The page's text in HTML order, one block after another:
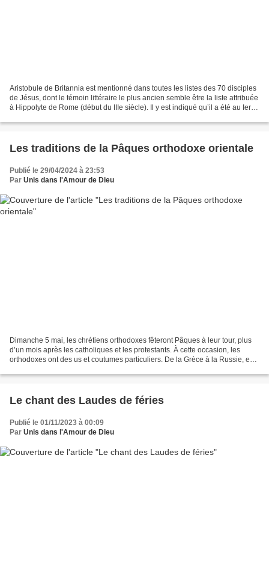
Aristobule de Britannia est mentionné dans toutes les listes des 70 disciples
de Jésus, dont le témoin littéraire le plus ancien semble être la liste attribuée
à Hippolyte de Rome (début du IIIe siècle). Il y est indiqué qu’il a été au Ier
Les traditions de la Pâques orthodoxe orientale
Publié le 29/04/2024 à 23:53
Par Unis dans l'Amour de Dieu
Dimanche 5 mai, les chrétiens orthodoxes fêteront Pâques à leur tour, plus
d’un mois après les catholiques et les protestants. À cette occasion, les
orthodoxes ont des us et coutumes particuliers. De la Grèce à la Russie, en
Le chant des Laudes de féries
Publié le 01/11/2023 à 00:09
Par Unis dans l'Amour de Dieu